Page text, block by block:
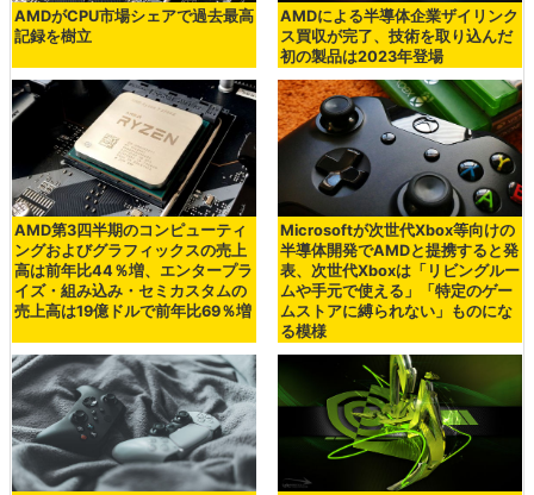
AMDがCPU市場シェアで過去最高
記録を樹立
AMDによる半導体企業ザイリンク
ス買収が完了、技術を取り込んだ
初の製品は2023年登場
AMD第3四半期のコンピューティ
ングおよびグラフィックスの売上
高は前年比44％増、エンタープラ
イズ・組み込み・セミカスタムの
売上高は19億ドルで前年比69％増
Microsoftが次世代Xbox等向けの
半導体開発でAMDと提携すると発
表、次世代Xboxは「リビングルー
ムや手元で使える」「特定のゲー
ムストアに縛られない」ものにな
る模様